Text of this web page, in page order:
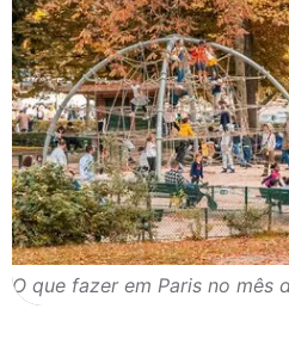
O que fazer em Paris no mês